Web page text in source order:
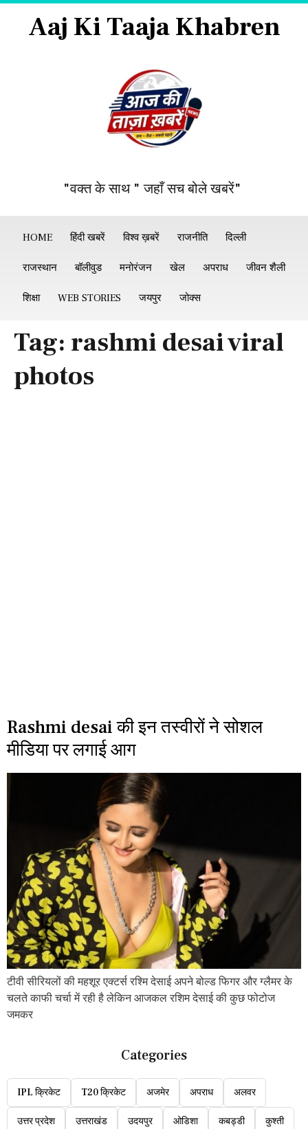
Aaj Ki Taaja Khabren
"वक्त के साथ " जहाँ सच बोले खबरें"
HOME हिंदी खबरें विश्व ख़बरें राजनीति दिल्ली
राजस्थान बॉलीवुड मनोरंजन खेल अपराध जीवन शैली
शिक्षा WEB STORIES जयपुर जोक्स
Tag: rashmi desai viral
photos
Rashmi desai की इन तस्वीरों ने सोशल
मीडिया पर लगाई आग
टीवी सीरियलों की महशूर एक्टर्स रश्मि देसाई अपने बोल्ड फिगर और ग्लैमर के
चलते काफी चर्चा में रही है लेकिन आजकल रशिम देसाई की कुछ फोटोज
जमकर
Categories
IPL क्रिकेट T20 क्रिकेट अजमेर अपराध अलवर
उत्तर प्रदेश उत्तराखंड उदयपुर ओडिशा कबड्डी कुश्ती